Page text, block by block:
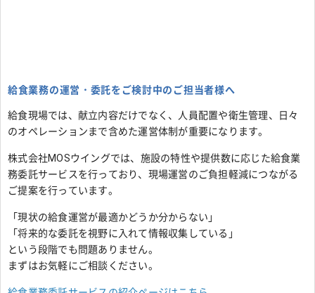
給食業務の運営・委託をご検討中のご担当者様へ
給食現場では、献立内容だけでなく、人員配置や衛生管理、日々
のオペレーションまで含めた運営体制が重要になります。
株式会社MOSウイングでは、施設の特性や提供数に応じた給食業
務委託サービスを行っており、現場運営のご負担軽減につながる
ご提案を行っています。
「現状の給食運営が最適かどうか分からない」
「将来的な委託を視野に入れて情報収集している」
という段階でも問題ありません。
まずはお気軽にご相談ください。